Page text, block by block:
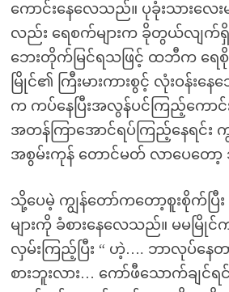
ကောင်းနေလေသည်။ ပုခုံးသားလေး
လည်း ရေစက်များက ခိုတွယ်လျက်
ဘေးတိုက်မြင်ရသဖြင့် ထဘီက ရေစို
မြိုင်၏ ကြီးမားကားစွင့် လုံးဝန်းနေသ
က ကပ်နေပြီးအလွန်ပင်ကြည့်ကော
အတန်ကြာအောင်ရပ်ကြည့်နေရင်း
အစွမ်းကုန် တောင်မတ် လာပေတေ
သို့ပေမဲ့ ကျွန်တော်ကတော့စူးစိုက်ပ
များကို ခံစားနေလေသည်။ မမမြိုင်က
လှမ်းကြည့်ပြီး “ ဟဲ့…. ဘာလုပ်နေ
စားဘူးလား… ကော်ဖီသောက်ချင်